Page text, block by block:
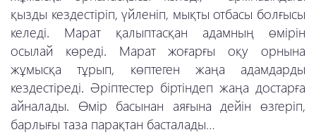
қызды кездестіріп, үйленіп, мықты отбасы болғысы
келеді. Марат қалыптасқан адамның өмірін
осылай көреді. Марат жоғарғы оқу орнына
жұмысқа тұрып, көптеген жаңа адамдарды
кездестіреді. Әріптестер біртіндеп жаңа достарға
айналады. Өмір басынан аяғына дейін өзгеріп,
барлығы таза парақтан басталады…